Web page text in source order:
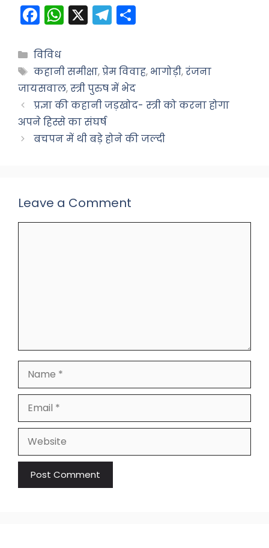
F
a
c
e
b
o
o
k
W
h
ts
A
p
p
X T
el
gr
a
m
e
Categories
विविध
Tags
कहानी समीक्षा,प्रेम विवाह, भागोड़ी,रंजना
जायसवाल,स्त्री पुरुष में भेद
प्रज्ञा की कहानी जड़खोद- स्त्री को करना होगा
अपने हिस्से का संघर्ष
बचपन में थी बड़े होने की जल्दी
Leave a Comment
Name
Email
Website